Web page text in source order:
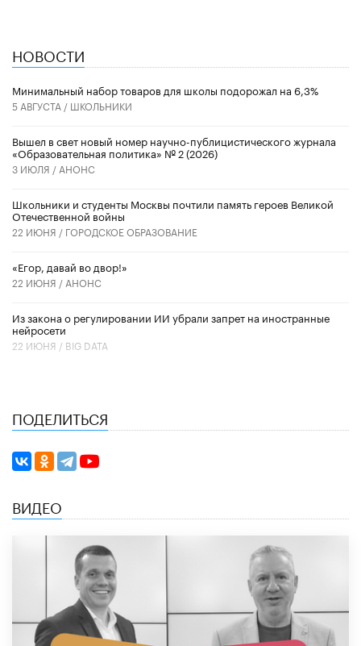
НОВОСТИ
Минимальный набор товаров для школы подорожал на 6,3%
5 АВГУСТА / ШКОЛЬНИКИ
Вышел в свет новый номер научно-публицистического журнала
«Образовательная политика» № 2 (2026)
3 ИЮЛЯ / АНОНС
Школьники и студенты Москвы почтили память героев Великой
Отечественной войны
22 ИЮНЯ / ГОРОДСКОЕ ОБРАЗОВАНИЕ
«Егор, давай во двор!»
22 ИЮНЯ / АНОНС
Из закона о регулировании ИИ убрали запрет на иностранные
нейросети
22 ИЮНЯ / BIG DATA
ПОДЕЛИТЬСЯ
ВИДЕО